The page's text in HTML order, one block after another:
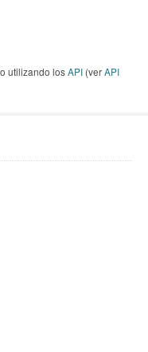
utilizando losAPI (verAPI